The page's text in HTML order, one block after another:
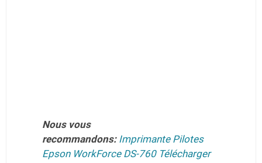
Nous vous
recommandons: Imprimante Pilotes
Epson WorkForce DS-760 Télécharger